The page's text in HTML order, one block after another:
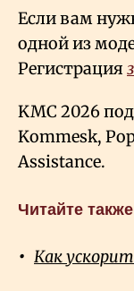
Если вам
одной из
Регистрация
KMC 2026
Kommesk,
Assistance.
Читайте также
Как